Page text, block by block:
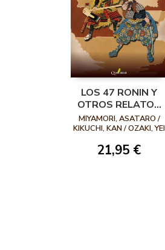
LOS 47 RONIN Y
OTROS RELATOS
ÉPICOS DE
SAMURÁIS
MIYAMORI, ASATARO /
KIKUCHI, KAN / OZAKI, YEI
A.B.
21,95 €